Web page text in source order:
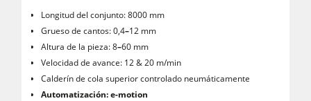
Máquinas cepilladoras y lijadoras de cepillos
Sierras de cinta
Taladros
Longitud del conjunto: 8000 mm
Grueso de cantos: 0,4–12 mm
Altura de la pieza: 8–60 mm
Velocidad de avance: 12 & 20 m/min
Calderín de cola superior controlado neumáticamente
Automatización: e-motion